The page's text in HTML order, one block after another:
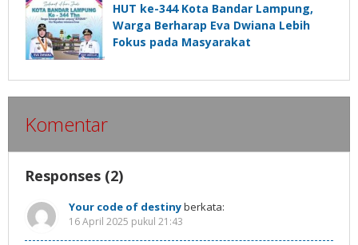
HUT ke-344 Kota Bandar Lampung,
Warga Berharap Eva Dwiana Lebih
Fokus pada Masyarakat
Komentar
Responses (2)
Your code of destinyberkata:
16 April 2025 pukul 21:43